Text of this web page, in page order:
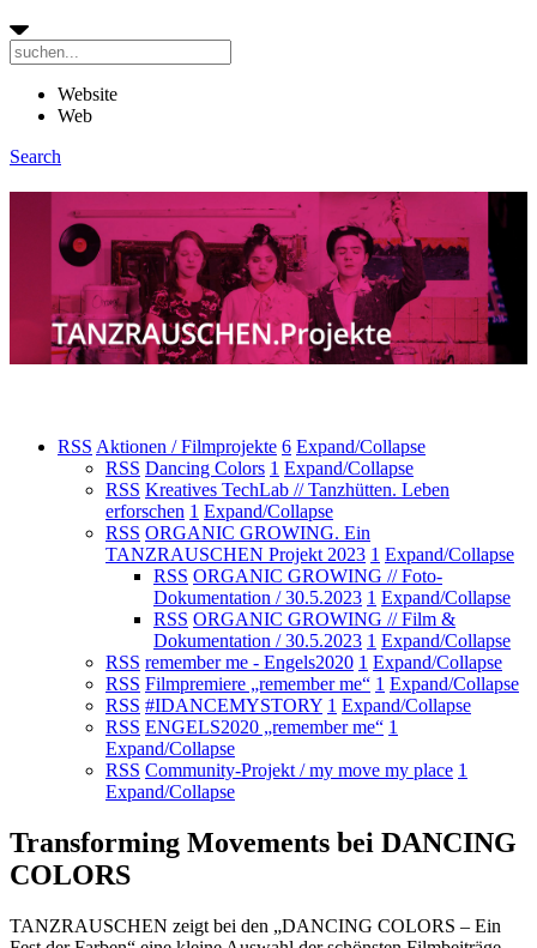
Website
Web
Search
RSS Aktionen / Filmprojekte 6 Expand/Collapse
RSS Dancing Colors 1 Expand/Collapse
RSS Kreatives TechLab // Tanzhütten. Leben
erforschen 1 Expand/Collapse
RSS ORGANIC GROWING. Ein
TANZRAUSCHEN Projekt 2023 1 Expand/Collapse
RSS ORGANIC GROWING // Foto-
Dokumentation / 30.5.2023 1 Expand/Collapse
RSS ORGANIC GROWING // Film &
Dokumentation / 30.5.2023 1 Expand/Collapse
RSS remember me - Engels2020 1 Expand/Collapse
RSS Filmpremiere „remember me“ 1 Expand/Collapse
RSS #IDANCEMYSTORY 1 Expand/Collapse
RSS ENGELS2020 „remember me“ 1
Expand/Collapse
RSS Community-Projekt / my move my place 1
Expand/Collapse
Transforming Movements bei DANCING
COLORS
TANZRAUSCHEN zeigt bei den „DANCING COLORS – Ein